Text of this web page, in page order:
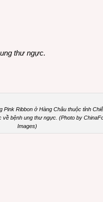
thư ngực.
Ribbon ở Hàng Châu thuộc tỉnh
bệnh ung thư ngực. (Photo by
Images)